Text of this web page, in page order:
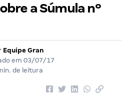
a Súmula nº
Equipe Gran
em 03/07/17
de leitura